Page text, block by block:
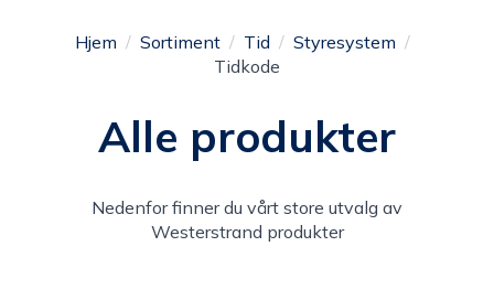
Hjem Sortiment Tid
Styresystem
Tidkode
Alle produkter
Nedenfor finner du vårt store utvalg av
Westerstrand produkter